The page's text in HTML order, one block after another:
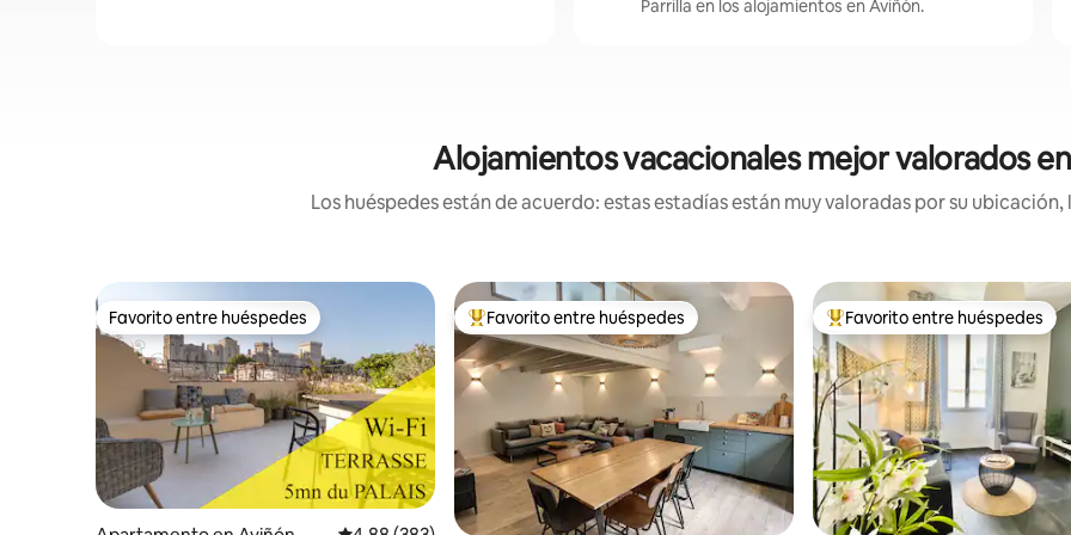
Parrilla en los alojamientos en Aviñón.
Alojamientos vacacionales mejor valorados
Los huéspedes están de acuerdo: estas estadías están muy valoradas por su
Favorito entre huéspedes
Favorito entre huéspedes Favorito entre huéspedes preferido
Favorito entre huéspedes Favorito entre huéspedes
Favorito entre huéspedes